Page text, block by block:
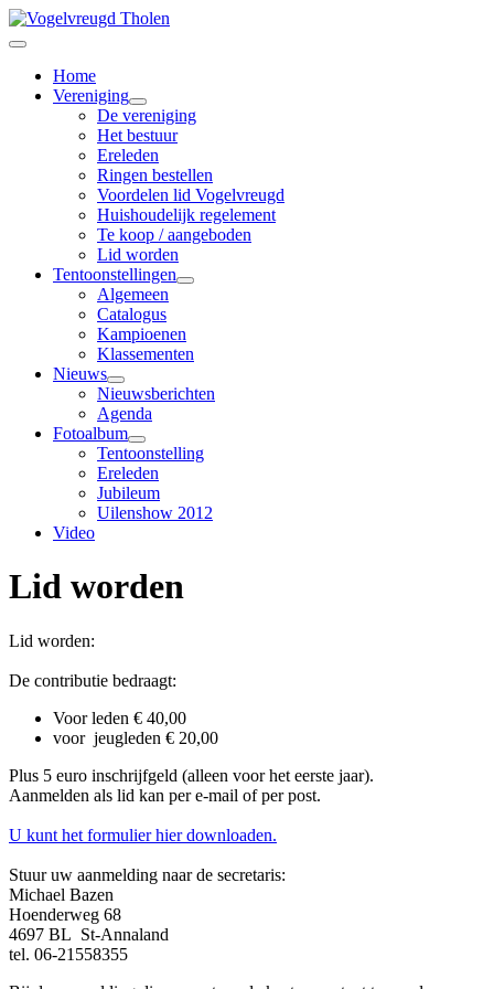
Home
Vereniging
De vereniging
Het bestuur
Ereleden
Ringen bestellen
Voordelen lid Vogelvreugd
Huishoudelijk regelement
Te koop / aangeboden
Lid worden
Tentoonstellingen
Algemeen
Catalogus
Kampioenen
Klassementen
Nieuws
Nieuwsberichten
Agenda
Fotoalbum
Tentoonstelling
Ereleden
Jubileum
Uilenshow 2012
Video
Lid worden
Lid worden:
De contributie bedraagt:
Voor leden € 40,00
voor jeugleden € 20,00
Plus 5 euro inschrijfgeld (alleen voor het eerste jaar).
Aanmelden als lid kan per e-mail of per post.
U kunt het formulier hier downloaden.
Stuur uw aanmelding naar de secretaris:
Michael Bazen
Hoenderweg 68
4697 BL St-Annaland
tel. 06-21558355